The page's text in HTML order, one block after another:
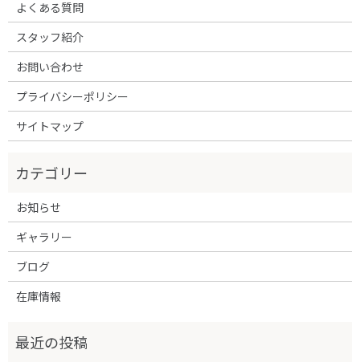
よくある質問
スタッフ紹介
お問い合わせ
プライバシーポリシー
サイトマップ
お知らせ
ギャラリー
ブログ
在庫情報